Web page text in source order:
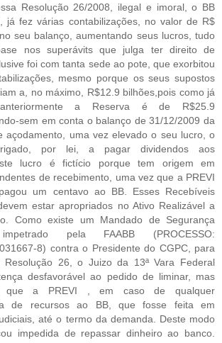
Resolução 26/2008, ilegal e imoral, o BB
já fez várias contabilizações, no valor de R$
seu balanço, aumentando seus lucros, tudo
nos superávits que julga ter direito de
foi com tanta sede ao pote, que exorbitou
mesmo porque os seus supostos
a, no máximo, R$12.9 bilhões,pois como já
a Reserva é de R$25.9
sem em conta o balanço de 31/12/2009 da
açodamento, uma vez elevado o seu lucro, o
por lei, a pagar dividendos aos
lucro é fictício porque tem origem em
de recebimento, uma vez que a PREVI
um centavo ao BB. Esses Recebíveis
estar apropriados no Ativo Realizável a
Como existe um Mandado de Segurança
pela FAABB (PROCESSO:
8) contra o Presidente do CGPC, para
Resolução 26, o Juizo da 13ª Vara Federal
desfavorável ao pedido de liminar, mas
que a PREVI , em caso de qualquer
de recursos ao BB, que fosse feita em
até o termo da demanda. Deste modo
impedida de repassar dinheiro ao banco.